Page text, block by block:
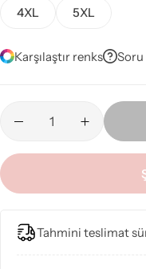
4XL 5XL
Karşılaştır renks Soru
Tahmini teslimat